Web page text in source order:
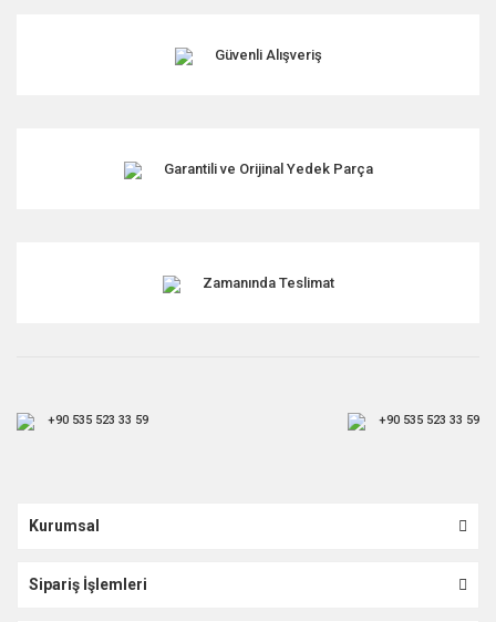
Güvenli Alışveriş
Garantili ve Orijinal Yedek Parça
Zamanında Teslimat
+90 535 523 33 59 +90 535 523 33 59
Kurumsal
Sipariş İşlemleri